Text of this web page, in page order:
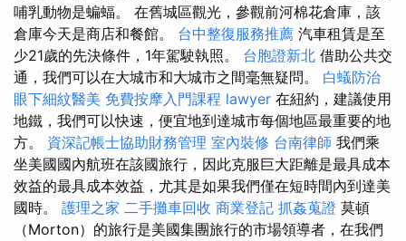
哺乳動物是蝙蝠。 在舊城區觀光，參觀前河棉花倉庫，該
倉庫今天是商店和餐館。 台中整復服務推薦 汽車租賃是至
少21歲的先決條件，1年駕駛執照。 台胞證新北 借助公共交
通，我們可以在大城市和大城市之間毫無疑問。 白蟻防治
眼下細紋醫美 免費按摩入門課程 lawyer 在紐約，建議使用
地鐵，我們可以快速，便宜地到達城市每個地區最重要的地
方。 資深記帳士協助財務管理 室內裝修 台南律師 我們乘
坐美國國內航班在該國旅行，因此克服巨大距離是最具成本
效益的最具成本效益，尤其是如果我們僅在短時間內到達美
國時。 護理之家 二手攤車回收 商業登記 抓姦蒐證 莫頓
（Morton）的旅行是美國集團旅行的市場領導者，在我們